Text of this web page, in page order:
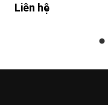
Liên hệ